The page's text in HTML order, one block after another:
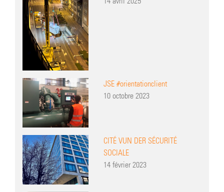
JSE #orientationclient
10 octobre 2023
CITÉ VUN DER SÉCURITÉ
SOCIALE
14 février 2023